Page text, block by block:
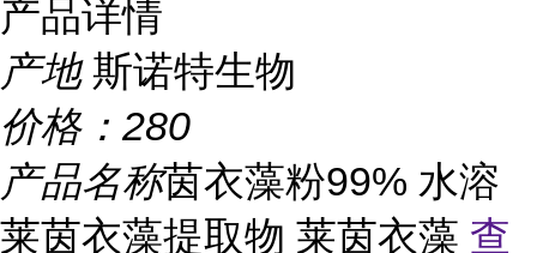
产品详情
产地 斯诺特生物
价格： 280
产品名称茵衣藻粉99% 水溶
莱茵衣藻提取物 莱茵衣藻 查